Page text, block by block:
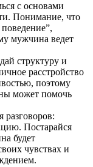
с основами
Понимание, что
мужчина ведет
структуру и
расстройство
поэтому
может помочь
разговоров:
Постарайся
будет
чувствах и